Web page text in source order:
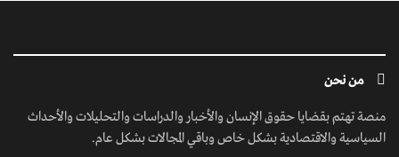
من نحن
منصة تهتم بقضايا حقوق الإنسان والأخبار والدراسات والتحليلات والأحداث
السياسية والاقتصادية بشكل خاص وباقي المجالات بشكل عام.